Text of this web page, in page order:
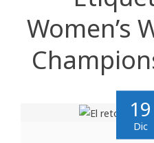
Women’s
19
Dic